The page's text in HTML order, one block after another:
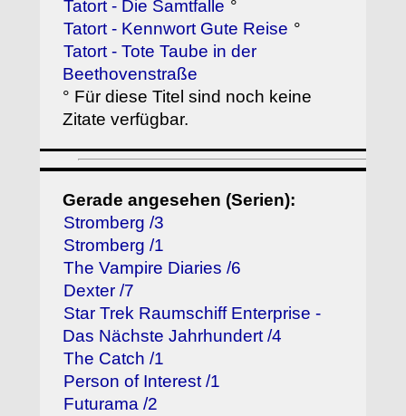
Tatort - Die Samtfalle °
Tatort - Kennwort Gute Reise °
Tatort - Tote Taube in der
Beethovenstraße
° Für diese Titel sind noch keine
Zitate verfügbar.
Gerade angesehen (Serien):
Stromberg /3
Stromberg /1
The Vampire Diaries /6
Dexter /7
Star Trek Raumschiff Enterprise -
Das Nächste Jahrhundert /4
The Catch /1
Person of Interest /1
Futurama /2